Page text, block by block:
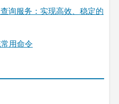
询服务：实现高效、稳定的
用命令